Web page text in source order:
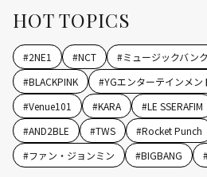
HOT TOPICS
#2NE1 #NCT #ミュージックバン
#BLACKPINK #YGエンターテインメン
#Venue101 #KARA #LE SSERAFIM
#AND2BLE #TWS #Rocket Punch
#ファン・ジョンミン #BIGBANG